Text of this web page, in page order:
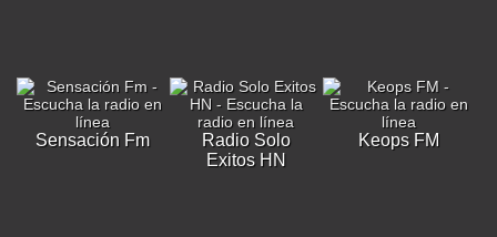
Sensación Fm
Radio Solo
Exitos HN
Keops FM